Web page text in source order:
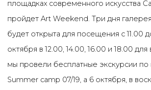
площадках современного искусства
пройдет Art Weekend. Три дня
будет открыта для посещения с 11.00
октября в 12.00, 14.00, 16.00 и 18.00
мы провели бесплатные экскурсии по
Summer camp 07/19, а 6 октября, в